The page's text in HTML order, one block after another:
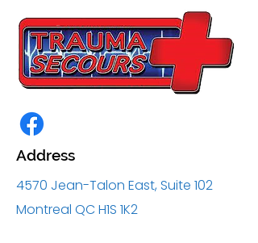
Address
4570 Jean-Talon East, Suite 102
Montreal QC H1S 1K2